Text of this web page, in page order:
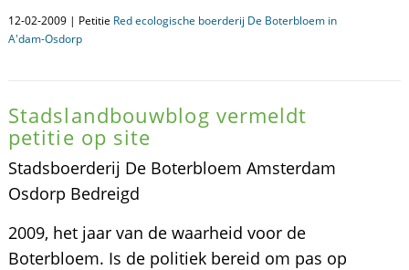
12-02-2009 | Petitie Red ecologische boerderij De Boterbloem in
A'dam-Osdorp
Stadslandbouwblog vermeldt
petitie op site
Stadsboerderij De Boterbloem Amsterdam
Osdorp Bedreigd
2009, het jaar van de waarheid voor de
Boterbloem. Is de politiek bereid om pas op